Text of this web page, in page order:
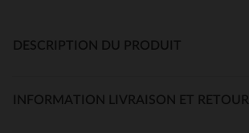
DESCRIPTION DU PRODUIT
INFORMATION LIVRAISON ET RETOUR